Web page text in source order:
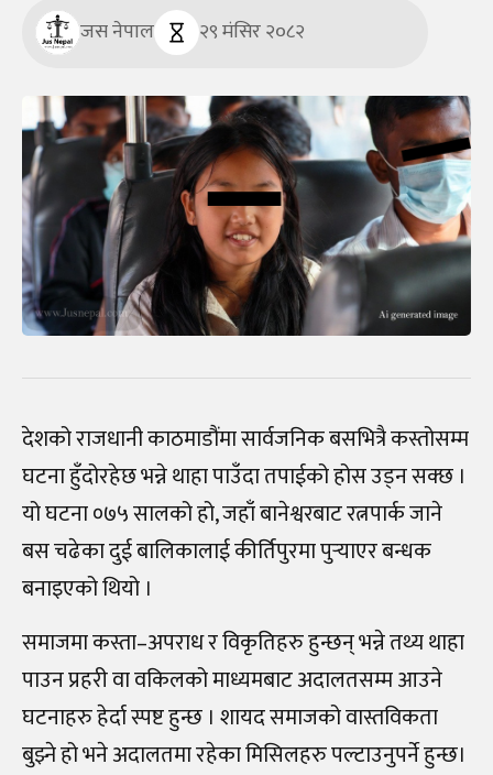
जस नेपाल २९ मंसिर २०८२
देशको राजधानी काठमाडौंमा सार्वजनिक बसभित्रै कस्तोसम्म
घटना हुँदोरहेछ भन्ने थाहा पाउँदा तपाईको होस उड्न सक्छ ।
यो घटना ०७५ सालको हो, जहाँ बानेश्वरबाट रत्नपार्क जाने
बस चढेका दुई बालिकालाई कीर्तिपुरमा पुर्‍याएर बन्धक
बनाइएको थियो ।
समाजमा कस्ता–अपराध र विकृतिहरु हुन्छन् भन्ने तथ्य थाहा
पाउन प्रहरी वा वकिलको माध्यमबाट अदालतसम्म आउने
घटनाहरु हेर्दा स्पष्ट हुन्छ । शायद समाजको वास्तविकता
बुझ्ने हो भने अदालतमा रहेका मिसिलहरु पल्टाउनुपर्ने हुन्छ।